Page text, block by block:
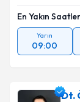
En Yakın Saatler
Yarın
09:00
Dt.